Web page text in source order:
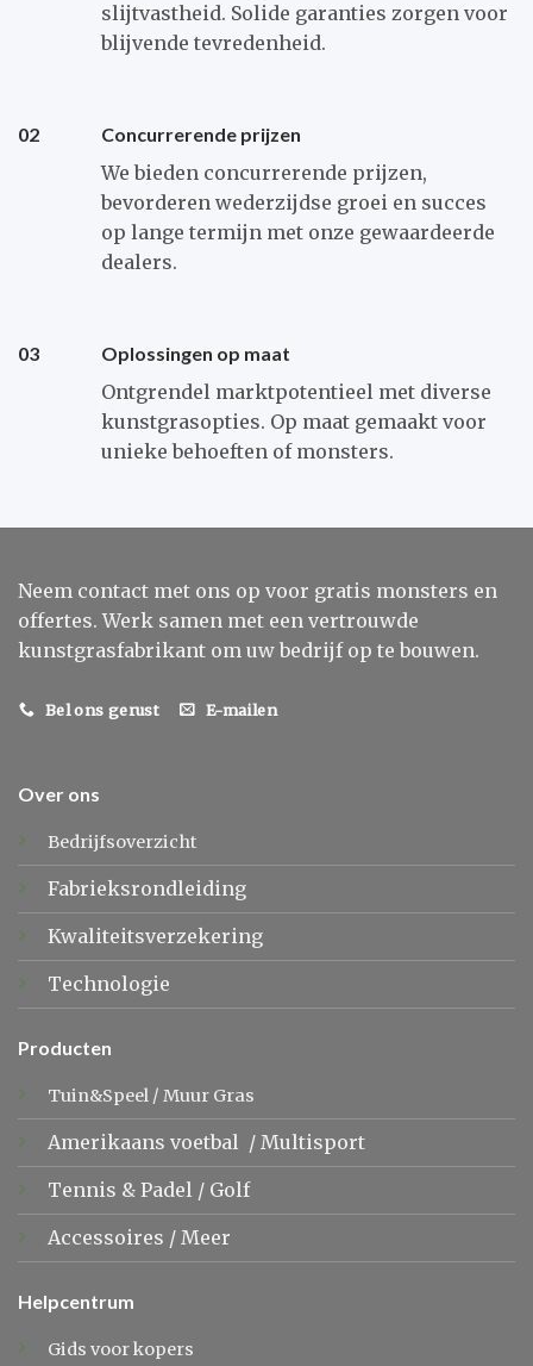
slijtvastheid. Solide garanties zorgen voor
blijvende tevredenheid.
02 Concurrerende prijzen
We bieden concurrerende prijzen,
bevorderen wederzijdse groei en succes
op lange termijn met onze gewaardeerde
dealers.
03 Oplossingen op maat
Ontgrendel marktpotentieel met diverse
kunstgrasopties. Op maat gemaakt voor
unieke behoeften of monsters.
Neem contact met ons op voor gratis monsters en
offertes. Werk samen met een vertrouwde
kunstgrasfabrikant om uw bedrijf op te bouwen.
Bel ons gerust E-mailen
Over ons
Bedrijfsoverzicht
Fabrieksrondleiding
Kwaliteitsverzekering
Technologie
Producten
Tuin&Speel/ Muur Gras
Amerikaans voetbal / Multisport
Tennis & Padel / Golf
Accessoires / Meer
Helpcentrum
Gids voor kopers